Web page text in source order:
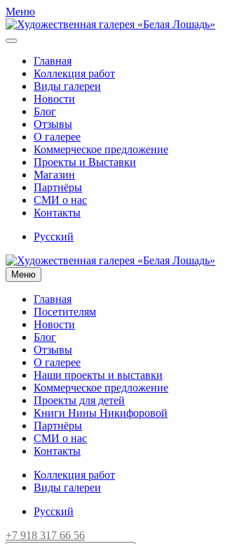
Меню
Главная
Коллекция работ
Виды галереи
Новости
Блог
Отзывы
О галерее
Коммерческое предложение
Проекты и Выставки
Магазин
Партнёры
СМИ о нас
Контакты
Русский
Меню
Главная
Посетителям
Новости
Блог
Отзывы
О галерее
Наши проекты и выставки
Коммерческое предложение
Проекты для детей
Книги Нины Никифоровой
Партнёры
СМИ о нас
Контакты
Коллекция работ
Виды галереи
Русский
+7 918 317 66 56